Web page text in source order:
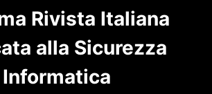
Rivista Italiana
alla Sicurezza
Informatica